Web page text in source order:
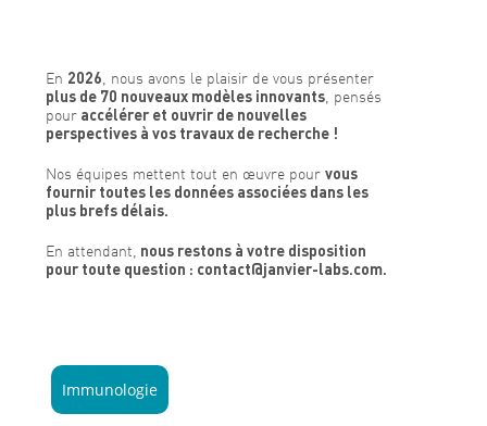
En 2026 , nous avons le plaisir de vous présenter
plus de 70 nouveaux modèles innovants , pensés
pour accélérer et ouvrir de nouvelles
perspectives à vos travaux de recherche !
Nos équipes mettent tout en œuvre pourvous
fournir toutes les données associées dans les
plus brefs délais.
En attendant, nous restons à votre disposition
pour toute question : contact@janvier-labs.com.
Immunologie